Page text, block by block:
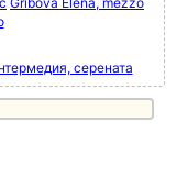
серената